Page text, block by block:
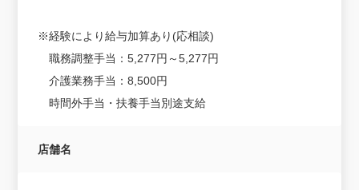
※経験により給与加算あり(応相談)
職務調整手当：5,277円～5,277円
介護業務手当：8,500円
時間外手当・扶養手当別途支給
店舗名